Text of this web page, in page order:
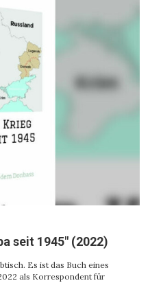
seit 1945" (2022)
Es ist das Buch eines
als Korrespondent für